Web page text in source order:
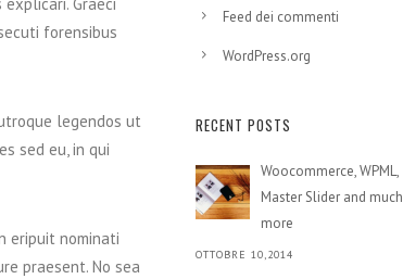
Graeci
forensibus
legendos ut
sed eu, in qui
eripuit nominati
praesent. No sea
Feed dei commenti
WordPress.org
RECENT POSTS
Woocommerce, WPML,
Master Slider and much
more
OTTOBRE 10,2014